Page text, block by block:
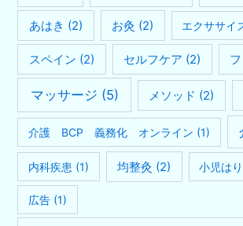
あはき (2) お灸 (2) エクササイ
スペイン (2) セルフケア (2)
マッサージ (5) メソッド (2)
介護 BCP 義務化 オンライン (1)
内科疾患 (1) 均整灸 (2) 小児はり
広告 (1)